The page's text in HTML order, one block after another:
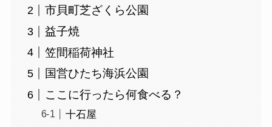
市貝町芝ざくら公園
益子焼
笠間稲荷神社
国営ひたち海浜公園
ここに行ったら何食べる？
十石屋